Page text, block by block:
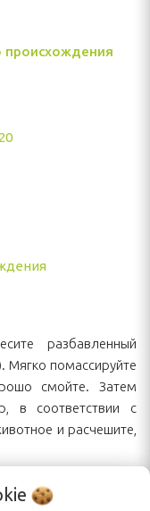
происхождения
разбавленный
Мягко помассируйте
смойте. Затем
в соответствии с
и расчешите,